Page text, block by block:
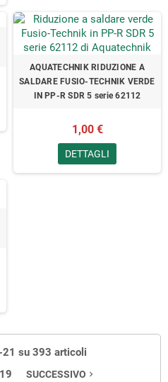
AQUATECHNIK RIDUZIONE A
SALDARE FUSIO-TECHNIK VERDE
IN PP-R SDR 5 serie 62112
1,00 €
DETTAGLI
su 393 articoli
19 SUCCESSIVO navigate_next